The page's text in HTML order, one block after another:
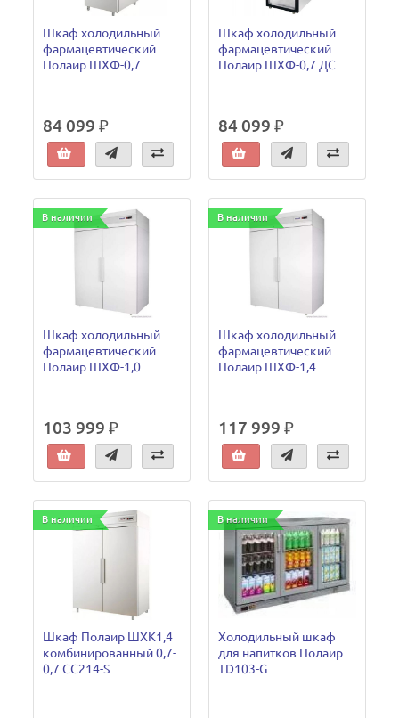
Шкаф холодильный
фармацевтический
Полаир ШХФ-0,7
84 099 ₽
Шкаф холодильный
фармацевтический
Полаир ШХФ-0,7 ДС
84 099 ₽
В наличии
Шкаф холодильный
фармацевтический
Полаир ШХФ-1,0
103 999 ₽
В наличии
Шкаф холодильный
фармацевтический
Полаир ШХФ-1,4
117 999 ₽
В наличии
Шкаф Полаир ШХК1,4
комбинированный 0,7-
0,7 CC214-S
В наличии
Холодильный шкаф
для напитков Полаир
TD103-G